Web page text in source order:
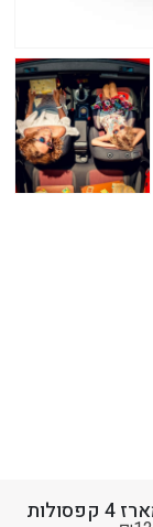
4 קפסולות